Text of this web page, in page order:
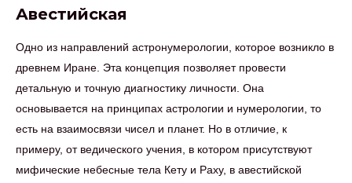
Авестийская
Одно из направлений астронумерологии, которое возникло в
древнем Иране. Эта концепция позволяет провести
детальную и точную диагностику личности. Она
основывается на принципах астрологии и нумерологии, то
есть на взаимосвязи чисел и планет. Но в отличие, к
примеру, от ведического учения, в котором присутствуют
мифические небесные тела Кету и Раху, в авестийской